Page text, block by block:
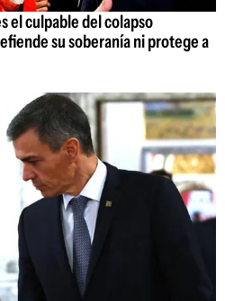
el culpable del colapso
su soberanía ni protege a